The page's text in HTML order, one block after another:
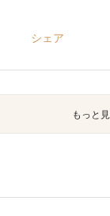
シェア
もっと